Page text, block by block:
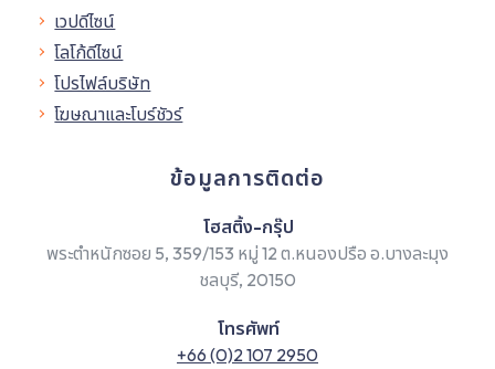
เวปดีไซน์
โลโก้ดีไซน์
โปรไฟล์บริษัท
โฆษณาและโบร์ชัวร์
ข้อมูลการติดต่อ
โฮสติ้ง-กรุ๊ป
พระตำหนักซอย 5, 359/153 หมู่ 12 ต.หนองปรือ อ.บางละมุง
ชลบุรี, 20150
โทรศัพท์
+66 (0)2 107 2950